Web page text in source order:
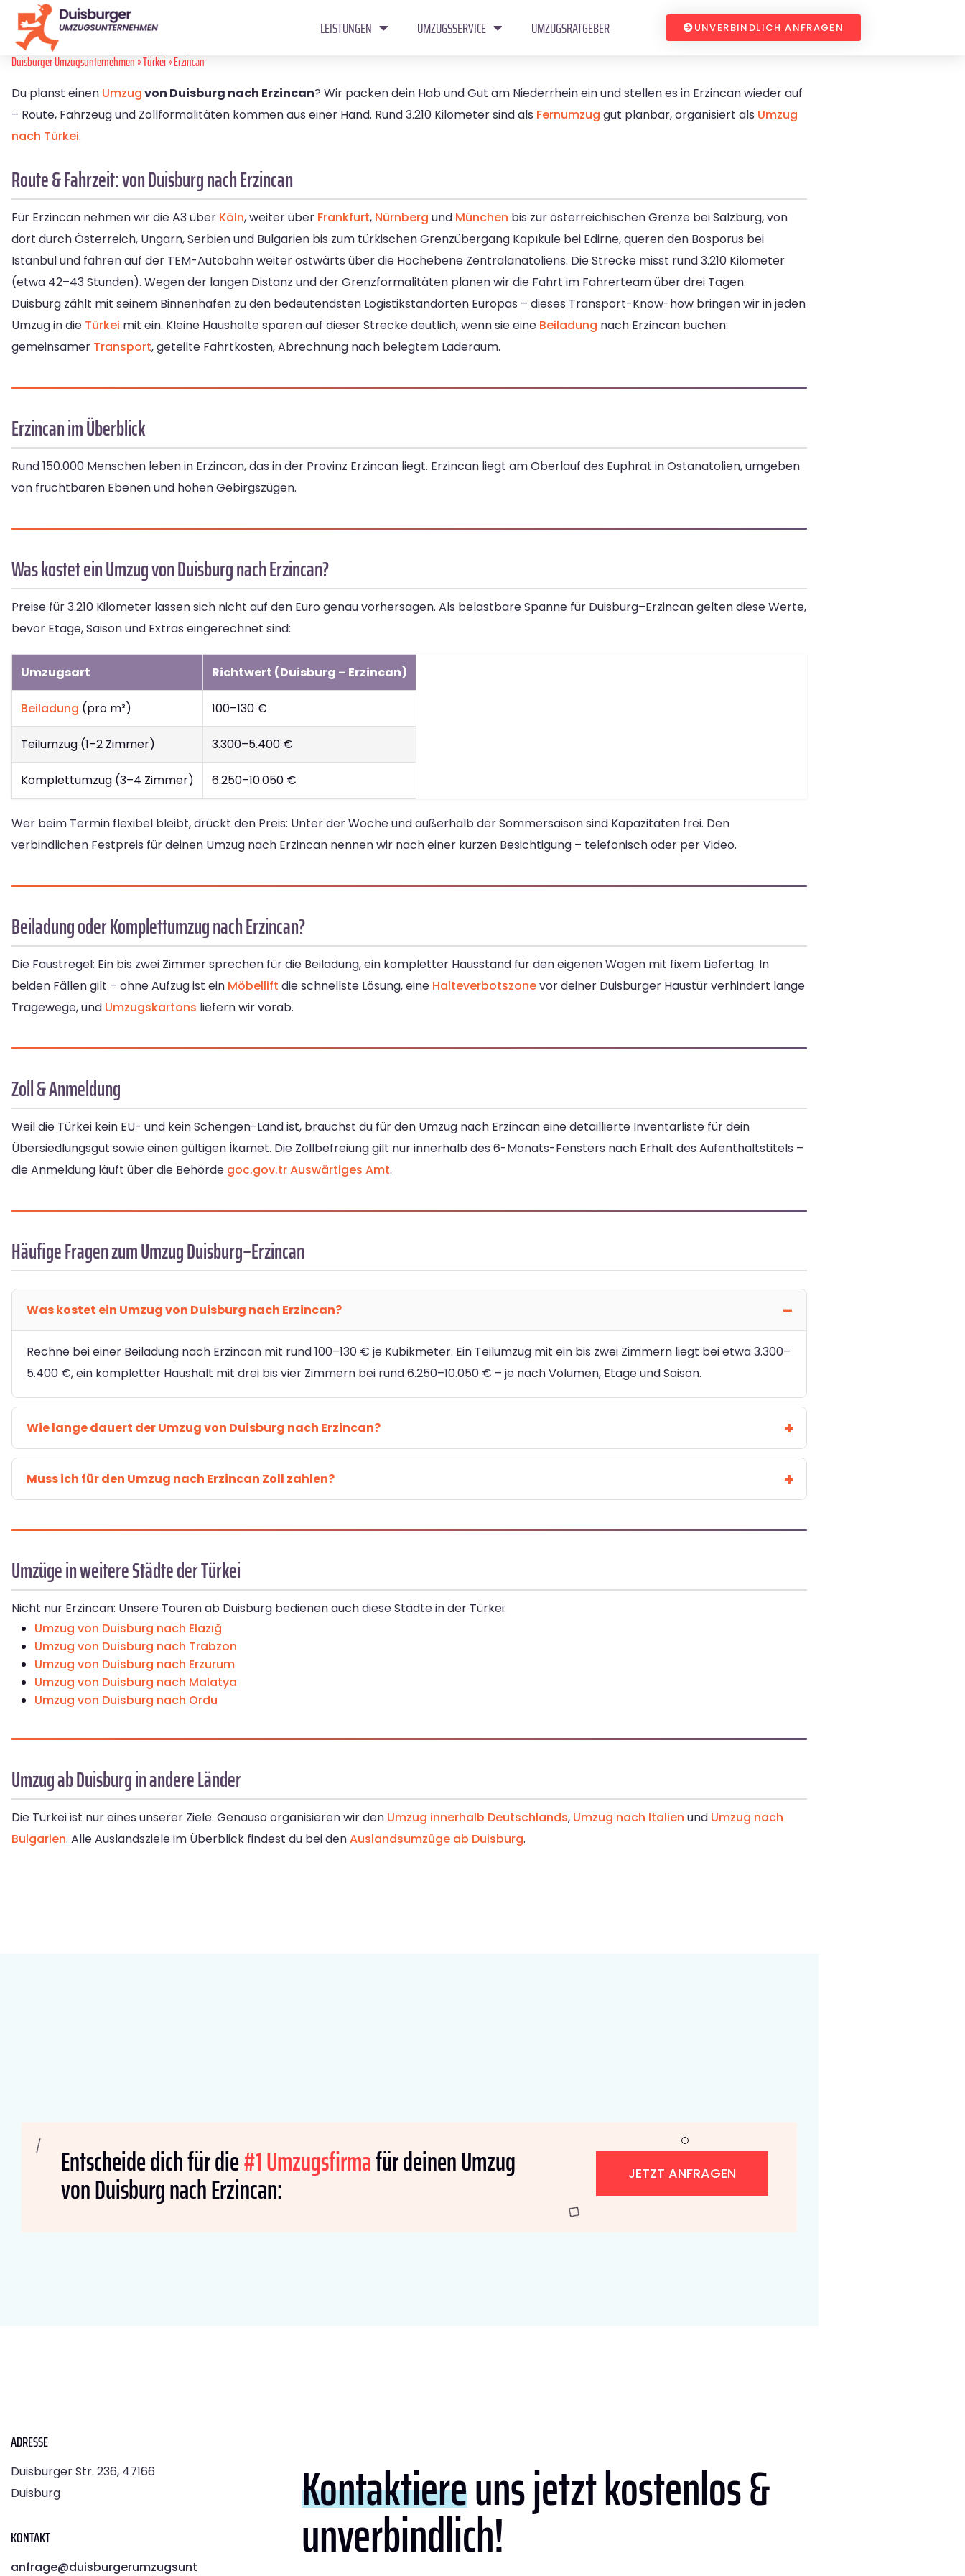
LEISTUNGEN UMZUGSSERVICE UMZUGSRATGEBER UNVERBINDLICH ANFRAGEN
Duisburger Umzugsunternehmen»Türkei» Erzincan
Du planst einen Umzugvon Duisburg nach Erzincan? Wir packen dein Hab und Gut am Niederrhein ein und stellen es in Erzincan wieder auf
– Route, Fahrzeug und Zollformalitäten kommen aus einer Hand. Rund 3.210 Kilometer sind als Fernumzug gut planbar, organisiert als Umzug
nach Türkei.
Route & Fahrzeit: von Duisburg nach Erzincan
Für Erzincan nehmen wir die A3 über Köln, weiter über Frankfurt, Nürnberg und München bis zur österreichischen Grenze bei Salzburg, von
dort durch Österreich, Ungarn, Serbien und Bulgarien bis zum türkischen Grenzübergang Kapıkule bei Edirne, queren den Bosporus bei
Istanbul und fahren auf der TEM-Autobahn weiter ostwärts über die Hochebene Zentralanatoliens. Die Strecke misst rund 3.210 Kilometer
(etwa 42–43 Stunden). Wegen der langen Distanz und der Grenzformalitäten planen wir die Fahrt im Fahrerteam über drei Tagen.
Duisburg zählt mit seinem Binnenhafen zu den bedeutendsten Logistikstandorten Europas – dieses Transport-Know-how bringen wir in jeden
Umzug in die Türkei mit ein. Kleine Haushalte sparen auf dieser Strecke deutlich, wenn sie eine Beiladung nach Erzincan buchen:
gemeinsamer Transport, geteilte Fahrtkosten, Abrechnung nach belegtem Laderaum.
Erzincan im Überblick
Rund 150.000 Menschen leben in Erzincan, das in der Provinz Erzincan liegt. Erzincan liegt am Oberlauf des Euphrat in Ostanatolien, umgeben
von fruchtbaren Ebenen und hohen Gebirgszügen.
Was kostet ein Umzug von Duisburg nach Erzincan?
Preise für 3.210 Kilometer lassen sich nicht auf den Euro genau vorhersagen. Als belastbare Spanne für Duisburg–Erzincan gelten diese Werte,
bevor Etage, Saison und Extras eingerechnet sind:
Umzugsart Richtwert (Duisburg – Erzincan)
Beiladung (pro m³) 100–130 €
Teilumzug (1–2 Zimmer) 3.300–5.400 €
Komplettumzug (3–4 Zimmer) 6.250–10.050 €
Wer beim Termin flexibel bleibt, drückt den Preis: Unter der Woche und außerhalb der Sommersaison sind Kapazitäten frei. Den
verbindlichen Festpreis für deinen Umzug nach Erzincan nennen wir nach einer kurzen Besichtigung – telefonisch oder per Video.
Beiladung oder Komplettumzug nach Erzincan?
Die Faustregel: Ein bis zwei Zimmer sprechen für die Beiladung, ein kompletter Hausstand für den eigenen Wagen mit fixem Liefertag. In
beiden Fällen gilt – ohne Aufzug ist ein Möbellift die schnellste Lösung, eine Halteverbotszonevor deiner Duisburger Haustür verhindert lange
Tragewege, und Umzugskartons liefern wir vorab.
Zoll & Anmeldung
Weil die Türkei kein EU- und kein Schengen-Land ist, brauchst du für den Umzug nach Erzincan eine detaillierte Inventarliste für dein
Übersiedlungsgut sowie einen gültigen İkamet. Die Zollbefreiung gilt nur innerhalb des 6-Monats-Fensters nach Erhalt des Aufenthaltstitels –
die Anmeldung läuft über die Behörde goc.gov.trAuswärtiges Amt.
Häufige Fragen zum Umzug Duisburg–Erzincan
Was kostet ein Umzug von Duisburg nach Erzincan?
Rechne bei einer Beiladung nach Erzincan mit rund 100–130 € je Kubikmeter. Ein Teilumzug mit ein bis zwei Zimmern liegt bei etwa 3.300–
5.400 €, ein kompletter Haushalt mit drei bis vier Zimmern bei rund 6.250–10.050 € – je nach Volumen, Etage und Saison.
Wie lange dauert der Umzug von Duisburg nach Erzincan?
Muss ich für den Umzug nach Erzincan Zoll zahlen?
Umzüge in weitere Städte der Türkei
Nicht nur Erzincan: Unsere Touren ab Duisburg bedienen auch diese Städte in der Türkei:
Umzug von Duisburg nach Elazığ
Umzug von Duisburg nach Trabzon
Umzug von Duisburg nach Erzurum
Umzug von Duisburg nach Malatya
Umzug von Duisburg nach Ordu
Umzug ab Duisburg in andere Länder
Die Türkei ist nur eines unserer Ziele. Genauso organisieren wir den Umzug innerhalb Deutschlands, Umzug nach Italien und Umzug nach
Bulgarien. Alle Auslandsziele im Überblick findest du bei denAuslandsumzüge ab Duisburg.
Entscheide dich für die#1 Umzugsfirmafür deinen Umzug
von Duisburg nach Erzincan: JETZT ANFRAGEN
ADRESSE
Duisburger Str. 236, 47166
Duisburg
KONTAKT
anfrage@duisburgerumzugsunt
Kontaktiereuns jetzt kostenlos &
unverbindlich!